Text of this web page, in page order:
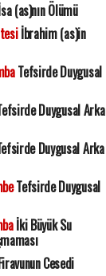
(as)nın Ölümü
İbrahim (as)in
Tefsirde Duygusal
Duygusal Arka
Duygusal Arka
Tefsirde Duygusal
İki Büyük Su
Cesedi